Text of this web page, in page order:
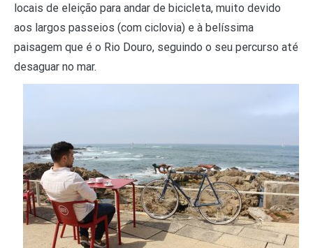
locais de eleição para andar de bicicleta, muito devido
aos largos passeios (com ciclovia) e à belíssima
paisagem que é o Rio Douro, seguindo o seu percurso até
desaguar no mar.